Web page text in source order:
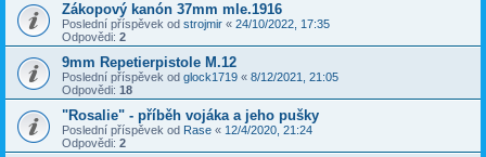
Zákopový kanón 37mm mle.1916
Poslední příspěvek od strojmir « 24/10/2022, 17:35
Odpovědi: 2
9mm Repetierpistole M.12
Poslední příspěvek od glock1719 « 8/12/2021, 21:05
Odpovědi: 18
"Rosalie" - příběh vojáka a jeho pušky
Poslední příspěvek od Rase « 12/4/2020, 21:24
Odpovědi: 2